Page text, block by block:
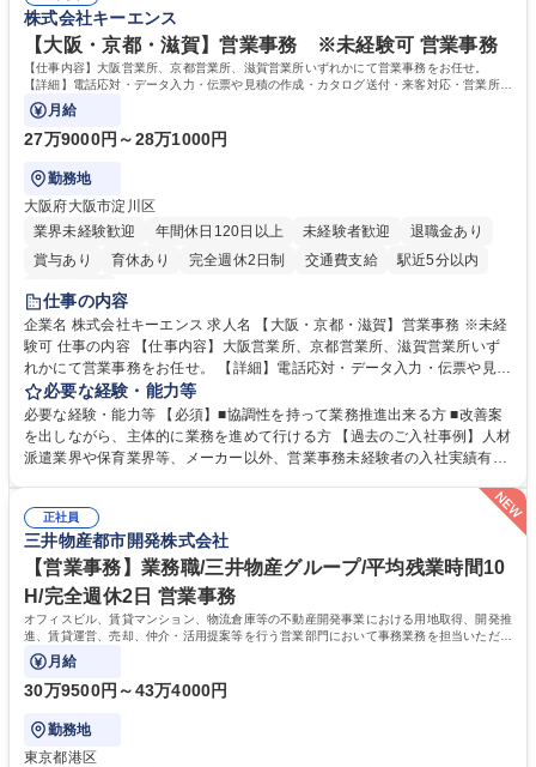
相談室】お客様のお声をもとにより良い商品づくりへ貢献
う会社として、お客様との出会いを大切にし、磨き上げたホスピタリティ
を込めてコミュニケーションをとりながら広報関連業務を行っておりま
す。 学歴・資格 学歴：大学院 大学 高専 短大 専修学校 高校 語学力： 資
格：
株式会社キーエンス
【大阪・京都・滋賀】営業事務 ※未経験可 営業事務
【仕事内容】大阪営業所、京都営業所、滋賀営業所いずれかにて営業事務をお任せ。
【詳細】電話応対・データ入力・伝票や見積の作成・カタログ送付・来客対応・営業所内
で発生する事務業務や業務改善をお任せ。
月給
27万9000円～28万1000円
勤務地
大阪府大阪市淀川区
業界未経験歓迎
年間休日120日以上 未経験者歓迎
退職金あり
賞与あり
育休あり 完全週休2日制 交通費支給
駅近5分以内
土日祝休み
仕事の内容
企業名 株式会社キーエンス 求人名 【大阪・京都・滋賀】営業事務 ※未経
験可 仕事の内容 【仕事内容】大阪営業所、京都営業所、滋賀営業所いず
れかにて営業事務をお任せ。 【詳細】電話応対・データ入力・伝票や見積
の作成・カタログ送付・来客対応・営業所内で発生する事務業務や業務改
善をお任せ。 【教育制度】ご入社後、育成担当とペアになりながらOJTに
て業務を覚えていただくことが可能です。業務システムがきちんと構築さ
れているため、スムーズに仕事に慣れることができる環境です。また、
常に改善を目指す風土のため、安心して業務に取り組んでいただけます。
募集職種 【大阪・京都・滋賀】営業事務 ※未経験可
必要な経験・能力等
必要な経験・能力等 【必須】■協調性を持って業務推進出来る方 ■改善案
を出しながら、主体的に業務を進めて行ける方 【過去のご入社事例】人材
派遣業界や保育業界等、メーカー以外、営業事務未経験者の入社実績有
により、キーエンスの付加価値向上に貢献します。ベースの定型業務に加
えて、お客様や社員の状況に合わせ、能動的なサポート、改善の動きも期
待され。組織を支えるスペシャリストとして、チームに貢献し、結果的に
社員から頼られる存在になることができます。平均19:30の退勤以降の業
務の持ち帰りも禁止されており、メリハリのある働き方となります。 学
歴・資格 学歴：大学院 大学 高専 短大 語学力： 資格：
正社員
三井物産都市開発株式会社
【営業事務】業務職/三井物産グループ/平均残業時間10
H/完全週休2日 営業事務
オフィスビル、賃貸マンション、物流倉庫等の不動産開発事業における用地取得、開発推
進、賃貸運営、売却、仲介・活用提案等を行う営業部門において事務業務を担当いただき
ます。
月給
30万9500円～43万4000円
勤務地
東京都港区